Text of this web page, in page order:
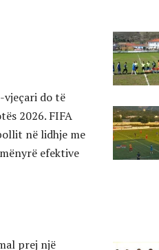
do të
2026. FIFA
në lidhje me
efektive
prej një